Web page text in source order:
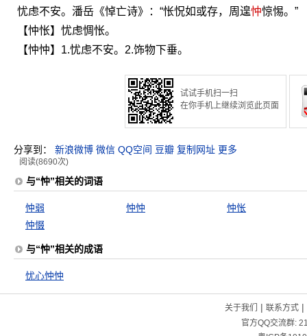
忧虑不安。潘岳《悼亡诗》：“怅怳如或存，周遑忡惊惕。”
【忡怅】忧虑惆怅。
【忡忡】1.忧虑不安。2.饰物下垂。
试试手机扫一扫
在你手机上继续浏览此页面
分享到： 新浪微博 微信 QQ空间 豆瓣 复制网址 更多
阅读(8690次)
与“忡”相关的词语
忡弱 忡忡
忡怅
忡惙
与“忡”相关的成语
忧心忡忡
关于我们 | 联系方式|
官方QQ交流群: